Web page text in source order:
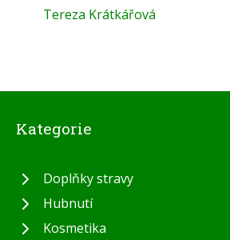
Tereza Krátkářová
Kategorie
Doplňky stravy
Hubnutí
Kosmetika